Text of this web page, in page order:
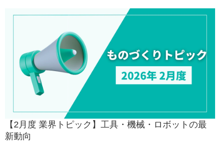
【2月度 業界トピック】工具・機械・ロボットの最
新動向